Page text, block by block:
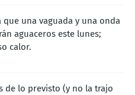
una vaguada y una onda
aguaceros este lunes;
calor.
de lo previsto (y no la trajo